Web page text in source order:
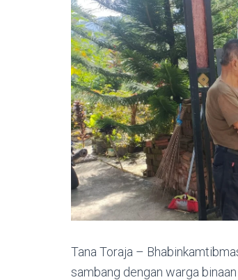
Tana Toraja –
sambang dengan warga